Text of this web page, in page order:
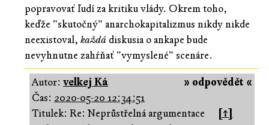
popravovať ľudí za kritiku vlády. Okrem toho,
keďže "skutočný" anarchokapitalizmus nikdy nikde
neexistoval, každá diskusia o ankape bude
nevyhnutne zahŕňať "vymyslené" scenáre.
» odpovědět «
Autor: velkej Ká
Čas: 2020-05-20 12:34:51
Titulek: Re: Neprůstřelná argumentace
[↑]